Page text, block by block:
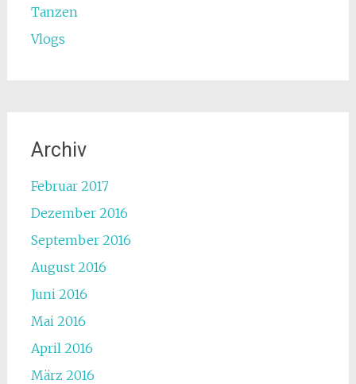
Tanzen
Vlogs
Archiv
Februar 2017
Dezember 2016
September 2016
August 2016
Juni 2016
Mai 2016
April 2016
März 2016